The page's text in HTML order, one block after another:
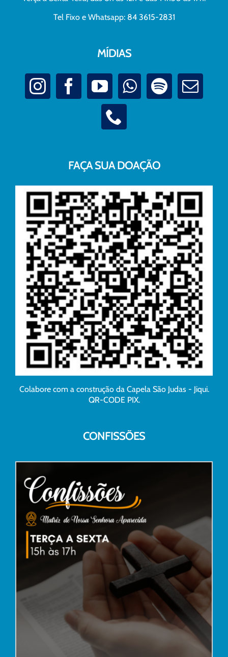
Tel Fixo e Whatsapp: 84 3615-2831
MÍDIAS
FAÇA SUA DOAÇÃO
Colabore com a construção da Capela São Judas - Jiqui.
QR-CODE PIX.
CONFISSÕES